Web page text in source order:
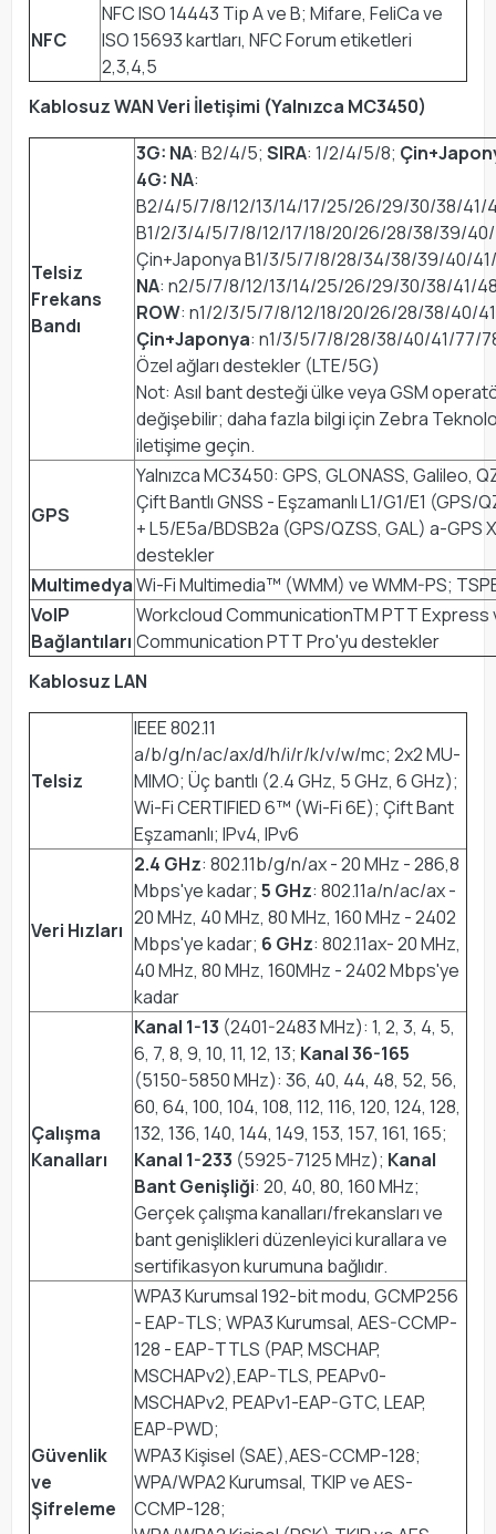
NFC
NFC ISO 14443 Tip A ve B; Mifare, FeliCa ve
ISO 15693 kartları, NFC Forum etiketleri
2,3,4,5
Kablosuz WAN Veri İletişimi (Yalnızca MC3450)
Telsiz
Frekans
Bandı
3G: NA: B2/4/5; SIRA: 1/2/4/5/8;
4G: NA:
B2/4/5/7/8/12/13/14/17/25/26/29/30/38/
B1/2/3/4/5/7/8/12/17/18/20/26/28/38/39/
Çin+Japonya B1/3/5/7/8/28/34/38/39/40/
NA: n2/5/7/8/12/13/14/25/26/29/30/38/41/
ROW: n1/2/3/5/7/8/12/18/20/26/28/38/40/
Çin+Japonya: n1/3/5/7/8/28/38/40/41/77/
Özel ağları destekler (LTE/5G)
Not: Asıl bant desteği ülke veya GSM
değişebilir; daha fazla bilgi için Zebra
iletişime geçin.
GPS
Yalnızca MC3450: GPS, GLONASS, Galileo,
Çift Bantlı GNSS - Eşzamanlı L1/G1/E1 (GPS/
+ L5/E5a/BDSB2a (GPS/QZSS, GAL) a-GPS
destekler
MultimedyaWi-Fi Multimedia™ (WMM) ve WMM-PS;
VoIP
Bağlantıları
Workcloud CommunicationTM PTT Express
Communication PTT Pro'yu destekler
Kablosuz LAN
Telsiz
IEEE 802.11
a/b/g/n/ac/ax/d/h/i/r/k/v/w/mc; 2x2 MU-
MIMO; Üç bantlı (2.4 GHz, 5 GHz, 6 GHz);
Wi-Fi CERTIFIED 6™ (Wi-Fi 6E); Çift Bant
Eşzamanlı; IPv4, IPv6
Veri Hızları
2.4 GHz: 802.11b/g/n/ax - 20 MHz - 286,8
Mbps'ye kadar; 5 GHz: 802.11a/n/ac/ax -
20 MHz, 40 MHz, 80 MHz, 160 MHz - 2402
Mbps'ye kadar; 6 GHz: 802.11ax- 20 MHz,
40 MHz, 80 MHz, 160MHz - 2402 Mbps'ye
kadar
Çalışma
Kanalları
Kanal 1-13 (2401-2483 MHz): 1, 2, 3, 4, 5,
6, 7, 8, 9, 10, 11, 12, 13; Kanal 36-165
(5150-5850 MHz): 36, 40, 44, 48, 52, 56,
60, 64, 100, 104, 108, 112, 116, 120, 124, 128,
132, 136, 140, 144, 149, 153, 157, 161, 165;
Kanal 1-233 (5925-7125 MHz); Kanal
Bant Genişliği: 20, 40, 80, 160 MHz;
Gerçek çalışma kanalları/frekansları ve
bant genişlikleri düzenleyici kurallara ve
sertifikasyon kurumuna bağlıdır.
Güvenlik
ve
Şifreleme
WPA3 Kurumsal 192-bit modu, GCMP256
- EAP-TLS; WPA3 Kurumsal, AES-CCMP-
128 - EAP-TTLS (PAP, MSCHAP,
MSCHAPv2),EAP-TLS, PEAPv0-
MSCHAPv2, PEAPv1-EAP-GTC, LEAP,
EAP-PWD;
WPA3 Kişisel (SAE),AES-CCMP-128;
WPA/WPA2 Kurumsal, TKIP ve AES-
CCMP-128;